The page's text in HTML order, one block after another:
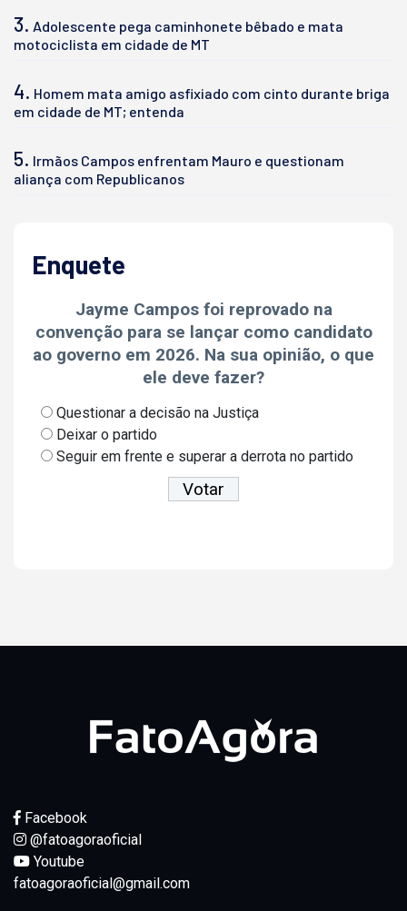
3. Adolescente pega caminhonete bêbado e mata
motociclista em cidade de MT
4. Homem mata amigo asfixiado com cinto durante briga
em cidade de MT; entenda
5. Irmãos Campos enfrentam Mauro e questionam
aliança com Republicanos
Enquete
Jayme Campos foi reprovado na
convenção para se lançar como candidato
ao governo em 2026. Na sua opinião, o que
ele deve fazer?
Questionar a decisão na Justiça
Deixar o partido
Seguir em frente e superar a derrota no partido
Facebook
@fatoagoraoficial
Youtube
fatoagoraoficial@gmail.com